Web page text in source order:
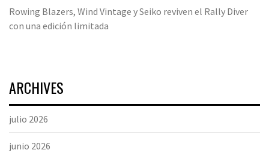
Rowing Blazers, Wind Vintage y Seiko reviven el Rally Diver
con una edición limitada
ARCHIVES
julio 2026
junio 2026